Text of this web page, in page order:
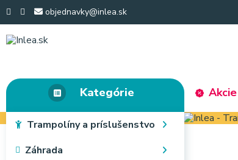
objednavky@inlea.sk
Kategórie
Trampolíny a príslušenstvo
Záhrada
Akcie